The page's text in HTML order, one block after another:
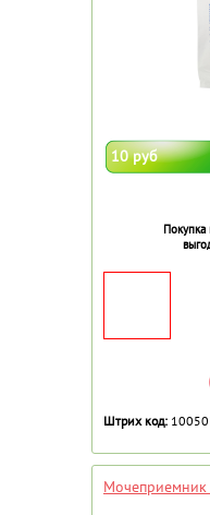
10 руб
Покупка
Штрих код:
Мочеприемник